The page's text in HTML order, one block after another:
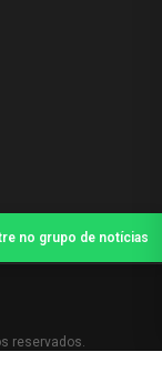
reservados.
no grupo de notícias